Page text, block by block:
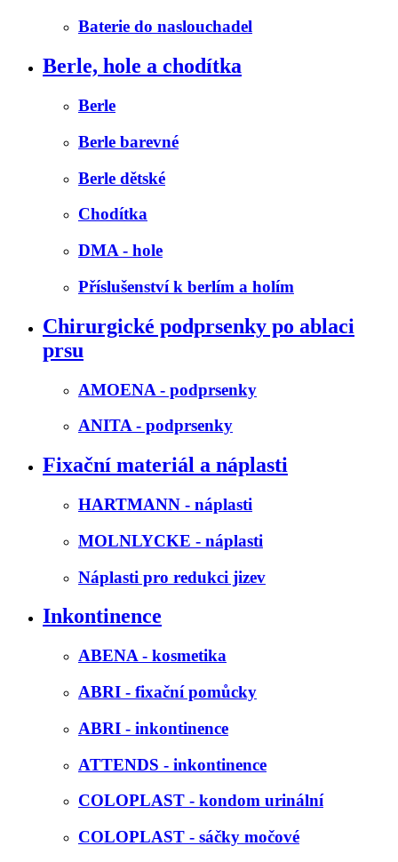
Baterie do naslouchadel
Berle, hole a chodítka
Berle
Berle barevné
Berle dětské
Chodítka
DMA - hole
Příslušenství k berlím a holím
Chirurgické podprsenky po ablaci
prsu
AMOENA - podprsenky
ANITA - podprsenky
Fixační materiál a náplasti
HARTMANN - náplasti
MOLNLYCKE - náplasti
Náplasti pro redukci jizev
Inkontinence
ABENA - kosmetika
ABRI - fixační pomůcky
ABRI - inkontinence
ATTENDS - inkontinence
COLOPLAST - kondom urinální
COLOPLAST - sáčky močové